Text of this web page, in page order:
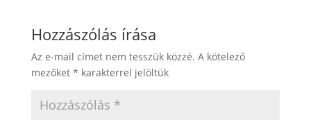
Hozzászólás írása
Az e-mail címet nem tesszük közzé. A kötelező
mezőket * karakterrel jelöltük